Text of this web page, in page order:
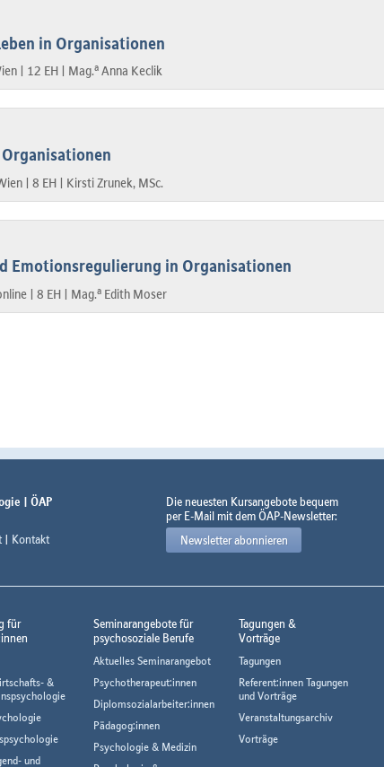
in Organisationen
| 12 EH | Mag.a Anna Keclik
| 8 EH | Kirsti Zrunek, MSc.
Emotionsregulierung in Organisationen
| 8 EH | Mag.a Edith Moser
| ÖAP
| Kontakt
Die neuesten Kursangebote bequem
per E-Mail mit dem ÖAP-Newsletter:
Newsletter abonnieren
für
&
und
Seminarangebote für
psychosoziale Berufe
Aktuelles Seminarangebot
Psychotherapeut:innen
Diplomsozialarbeiter:innen
Pädagog:innen
Psychologie & Medizin
Tagungen &
Vorträge
Tagungen
Referent:innen Tagungen
und Vorträge
Veranstaltungsarchiv
Vorträge